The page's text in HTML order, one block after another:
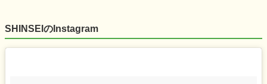
SHINSEIのInstagram